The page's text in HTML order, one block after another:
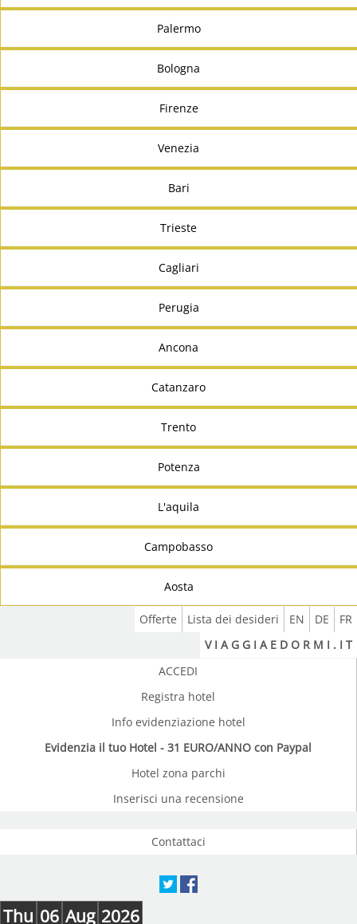
Palermo
Bologna
Firenze
Venezia
Bari
Trieste
Cagliari
Perugia
Ancona
Catanzaro
Trento
Potenza
L'aquila
Campobasso
Aosta
FR
DE
EN
Lista dei desideri
Offerte
V I A G G I A E D O R M I . I T
ACCEDI
Registra hotel
Info evidenziazione hotel
Evidenzia il tuo Hotel - 31 EURO/ANNO con Paypal
Hotel zona parchi
Inserisci una recensione
Contattaci
Thu 06 Aug 2026